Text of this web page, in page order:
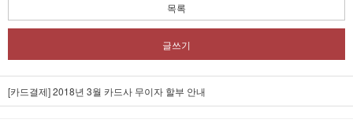
목록
글쓰기
[카드결제] 2018년 3월 카드사 무이자 할부 안내